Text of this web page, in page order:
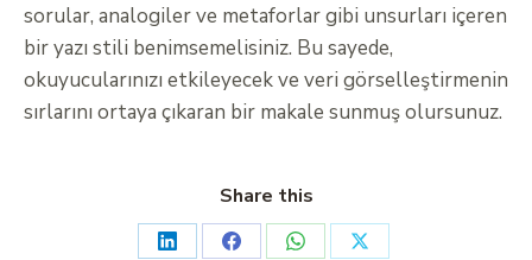
sorular, analogiler ve metaforlar gibi unsurları içeren
bir yazı stili benimsemelisiniz. Bu sayede,
okuyucularınızı etkileyecek ve veri görselleştirmenin
sırlarını ortaya çıkaran bir makale sunmuş olursunuz.
Share this